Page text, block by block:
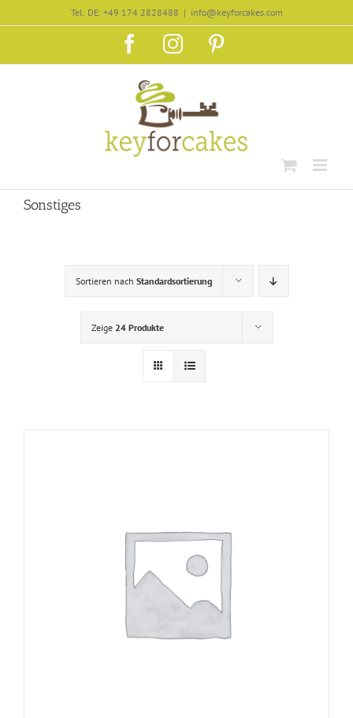
Inhalt
Tel: DE: +49 174 2828488 | info@keyforcakes.com
FacebookInstagram
Sonstiges
Sortieren nach Standardsortierung
Zeige 24 Produkte